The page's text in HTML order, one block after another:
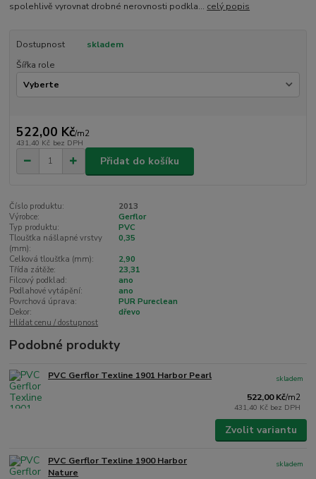
spolehlivě vyrovnat drobné nerovnosti podkla... celý popis
Dostupnost
skladem
Šířka role
522,00 Kč/m2
431,40 Kč bez DPH
Přidat do košíku
Číslo produktu:
2013
Výrobce:
Gerflor
Typ produktu:
PVC
Tloušťka nášlapné vrstvy
(mm):
0,35
Celková tloušťka (mm):
2,90
Třída zátěže:
23,31
Filcový podklad:
ano
Podlahové vytápění:
ano
Povrchová úprava:
PUR Pureclean
Dekor:
dřevo
Hlídat cenu / dostupnost
Podobné produkty
PVC Gerflor Texline 1901 Harbor Pearl
522,00 Kč/m2
431,40 Kč bez DPH
skladem
Zvolit variantu
PVC Gerflor Texline 1900 Harbor
Nature
skladem